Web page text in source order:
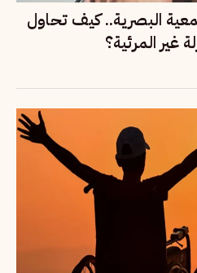
البصرية.. كيف تحاول
غير المرئية؟